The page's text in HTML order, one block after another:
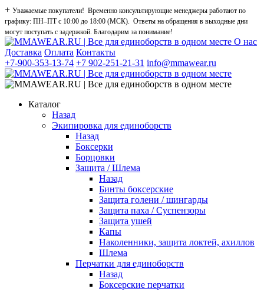
+ Уважаемые покупатели! Временно консультирующие менеджеры работают по
графику: ПН–ПТ с 10:00 до 18:00 (МСК). Ответы на обращения в выходные дни
могут поступать с задержкой. Благодарим за понимание!
О нас
Доставка Оплата Контакты
+7-900-353-13-74 +7 902-251-21-31 info@mmawear.ru
Каталог
Назад
Экипировка для единоборств
Назад
Боксерки
Борцовки
Защита / Шлема
Назад
Бинты боксерские
Защита голени / шингарды
Защита паха / Суспензоры
Защита ушей
Капы
Наколенники, защита локтей, ахиллов
Шлема
Перчатки для единоборств
Назад
Боксерские перчатки